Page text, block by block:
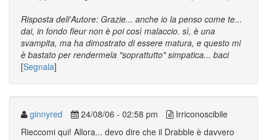
Risposta dell'Autore: Grazie... anche io la penso come te...
dai, in fondo fleur non è poi così malaccio. sì, è una
svampita, ma ha dimostrato di essere matura, e questo mi
è bastato per rendermela "soprattutto" simpatica... baci
[Segnala]
ginnyred 24/08/06 - 02:58 pm
Irriconoscibile
Rieccomi qui! Allora... devo dire che il Drabble è davvero